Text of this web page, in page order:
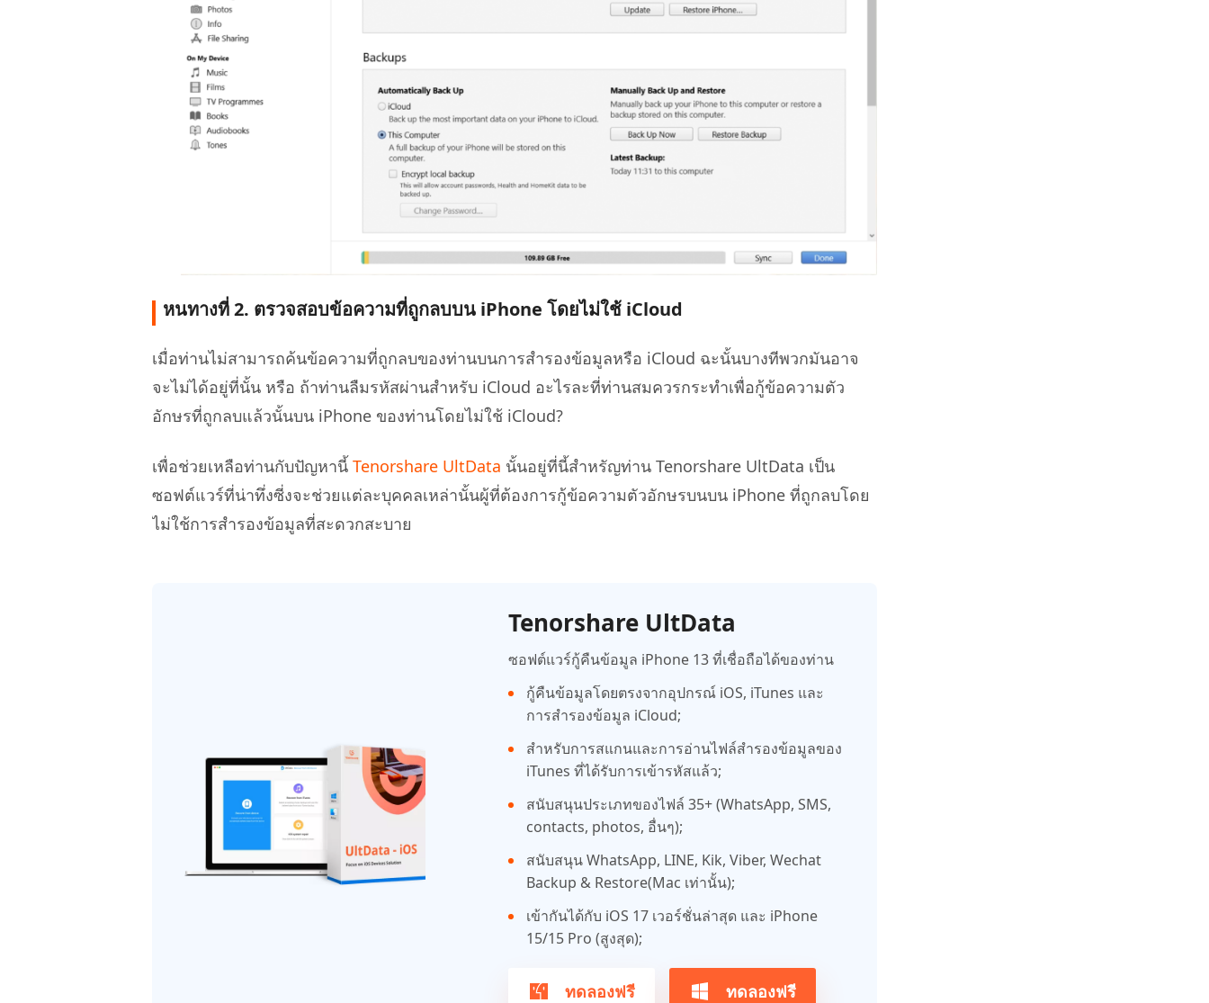
หนทางที่ 2. ตรวจสอบข้อความที่ถูกลบบน iPhone โดยไม่ใช้ iCloud
เมื่อท่านไม่สามารถค้นข้อความที่ถูกลบของท่านบนการสำรองข้อมูลหรือ iCloud ฉะนั้นบางทีพวกมันอาจ
จะไม่ได้อยู่ที่นั้น หรือ ถ้าท่านลืมรหัสผ่านสำหรับ iCloud อะไรละที่ท่านสมควรกระทำเพื่อกู้ข้อความตัว
อักษรที่ถูกลบแล้วนั้นบน iPhone ของท่านโดยไม่ใช้ iCloud?
เพื่อช่วยเหลือท่านกับปัญหานี้ Tenorshare UltData นั้นอยู่ที่นี้สำหรัญท่าน Tenorshare UltData เป็น
ซอฟต์แวร์ที่น่าทึ่งซี่งจะช่วยแต่ละบุคคลเหล่านั้นผู้ที่ต้องการกู้ข้อความตัวอักษรบนบน iPhone ที่ถูกลบโดย
ไม่ใช้การสำรองข้อมูลที่สะดวกสะบาย
Tenorshare UltData
ซอฟต์แวร์กู้คืนข้อมูล iPhone 13 ที่เชื่อถือได้ของท่าน
กู้คืนข้อมูลโดยตรงจากอุปกรณ์ iOS, iTunes และ
การสำรองข้อมูล iCloud;
สำหรับการสแกนและการอ่านไฟล์สำรองข้อมูลของ
iTunes ที่ได้รับการเข้ารหัสแล้ว;
สนับสนุนประเภทของไฟล์ 35+ (WhatsApp, SMS,
contacts, photos, อื่นๆ);
สนับสนุน WhatsApp, LINE, Kik, Viber, Wechat
Backup & Restore(Mac เท่านั้น);
เข้ากันได้กับ iOS 17 เวอร์ชั่นล่าสุด และ iPhone
15/15 Pro (สูงสุด);
ทดลองฟรี ทดลองฟรี